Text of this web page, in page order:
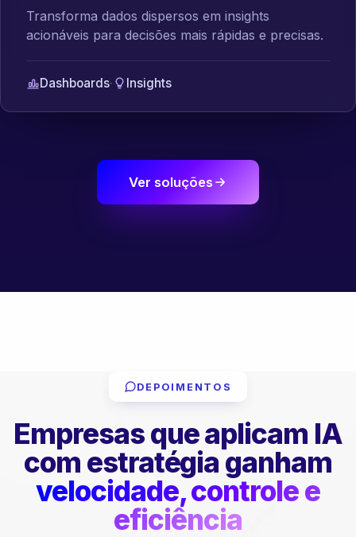
Transforma dados dispersos em insights
acionáveis para decisões mais rápidas e precisas.
Dashboards· Insights
Ver soluções
DEPOIMENTOS
Empresas que aplicam IA
com estratégia ganham
velocidade, controle e
eficiência